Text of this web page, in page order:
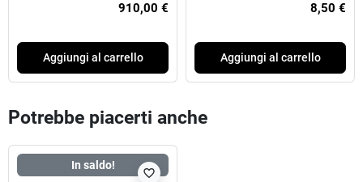
910,00 €
Aggiungi al carrello
8,50 €
Aggiungi al carrello
Potrebbe piacerti anche
In saldo!
favorite_border